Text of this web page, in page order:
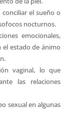
el sueño o
nocturnos.
emocionales,
estado de ánimo
vaginal, lo que
las relaciones
sexual en algunas